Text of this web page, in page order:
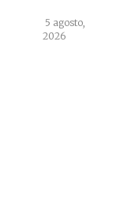
5 agosto,
2026